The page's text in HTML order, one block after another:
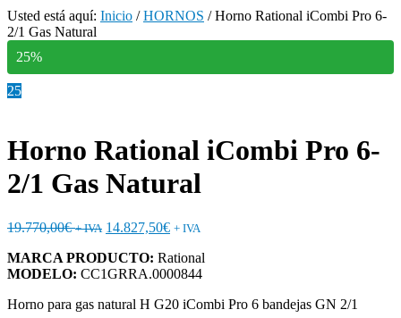
Usted está aquí: Inicio / HORNOS /Horno Rational iCombi Pro 6-
2/1 Gas Natural
25%
25
Horno Rational iCombi Pro 6-
2/1 Gas Natural
19.770,00€ + IVA 14.827,50€ + IVA
MARCA PRODUCTO: Rational
MODELO: CC1GRRA.0000844
Horno para gas natural H G20 iCombi Pro 6 bandejas GN 2/1